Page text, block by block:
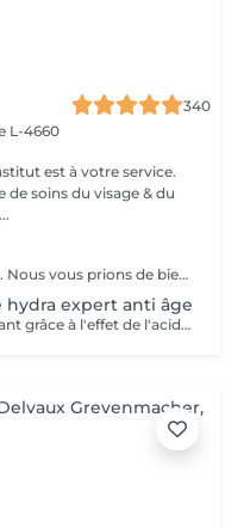
340
L-4660
est à votre service.
soins du visage & du
Anti-âge, fermeté, éclat de la peau. Nous vous prions de bien vouloir respecter votre rendez-vous. En prenant rendez-vous, vous occupez une place, dont une autre personne aurait éventuellement besoin. Tout rendez-vous non annulé 24h en avance, est susceptible d'être facturé. (Si vous ne pouvez pas vous présenter à votre RDV, proposez-le éventuellement à un proche ou à un ami) Toute l'équipe de Aromas Institut vous remercie pour votre respect et votre compréhension.
expert anti âge
Traitement intense, anti-âge puissant grâce à l'effet de l'acide hyaluronique. Repulpe les ridules, apporte de l'éclat au teint, la peau parait plus lisse. Nous vous prions de bien vouloir respecter votre rendez-vous. En prenant rendez-vous, vous occupez une place, dont une autre personne aurait éventuellement besoin. Tout rendez-vous non annulé 24h en avance, est susceptible d'être facturé. (Si vous ne pouvez pas vous présenter à votre RDV, proposez-le éventuellement à un proche ou à un ami) Toute l'équipe de Aromas Institut vous remercie pour votre respect et votre compréhension.